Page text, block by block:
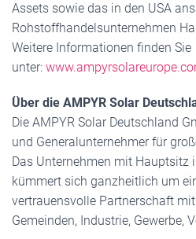
Assets sowie das in den USA
Rohstoffhandelsunternehmen
Weitere Informationen finden Sie
unter:
Über die AMPYR Solar
Die AMPYR Solar Deutschland
und Generalunternehmer für
Das Unternehmen mit Hauptsitz
kümmert sich ganzheitlich um
vertrauensvolle Partnerschaft
Gemeinden, Industrie, Gewerbe,